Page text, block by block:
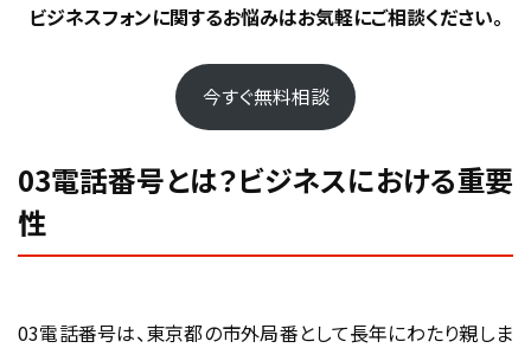
03番号を簡単に取得できるクラウドPBXならモバビジが
ビジネスフォンに関するお悩みはお気軽にご相談ください。
今すぐ無料相談
03電話番号とは？ビジネスにおける重要
性
03電話番号は、東京都の市外局番として長年にわたり親しま